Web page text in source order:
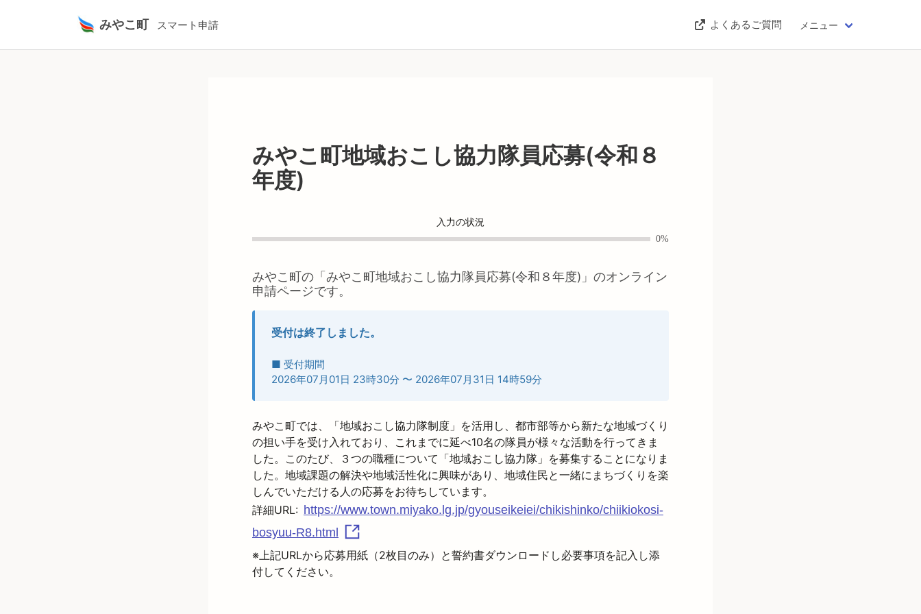
みやこ町 スマート申請 よくあるご質問 メニュー
みやこ町地域おこし協力隊員応募(令和８
年度)
入力の状況
0%
みやこ町の「 みやこ町地域おこし協力隊員応募(令和８年度) 」のオンライン
申請ページです。
受付は終了しました。
■ 受付期間
2026年07月01日 23時30分 〜 2026年07月31日 14時59分
みやこ町では、「地域おこし協力隊制度」を活用し、都市部等から新たな地域づくり
の担い手を受け入れており、これまでに延べ10名の隊員が様々な活動を行ってきま
した。このたび、３つの職種について「地域おこし協力隊」を募集することになりま
した。地域課題の解決や地域活性化に興味があり、地域住民と一緒にまちづくりを楽
しんでいただける人の応募をお待ちしています。
詳細URL: https://www.town.miyako.lg.jp/gyouseikeiei/chikishinko/chiikiokosi-
bosyuu-R8.html
※上記URLから応募用紙（2枚目のみ）と誓約書ダウンロードし必要事項を記入し添
付してください。